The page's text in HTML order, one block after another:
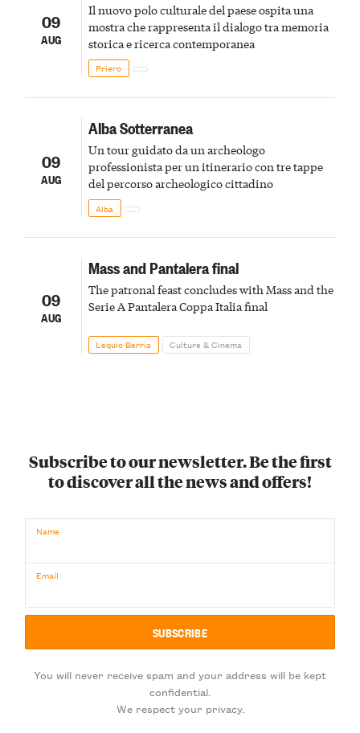
09
AUG
Il nuovo polo culturale del paese ospita una
mostra che rappresenta il dialogo tra memoria
storica e ricerca contemporanea
Priero
09
AUG
Alba Sotterranea
Un tour guidato da un archeologo
professionista per un itinerario con tre tappe
del percorso archeologico cittadino
Alba
09
AUG
Mass and Pantalera final
The patronal feast concludes with Mass and the
Serie A Pantalera Coppa Italia final
Lequio Berria Culture & Cinema
Subscribe to our newsletter. Be the first
to discover all the news and offers!
Name
Email
You will never receive spam and your address will be kept
confidential.
We respect your privacy.